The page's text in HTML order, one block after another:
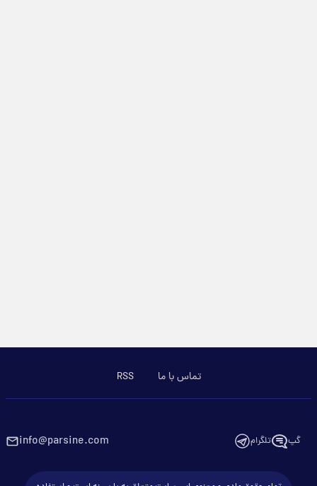
تماس با ما RSS
گپ تلگرام info@parsine.com